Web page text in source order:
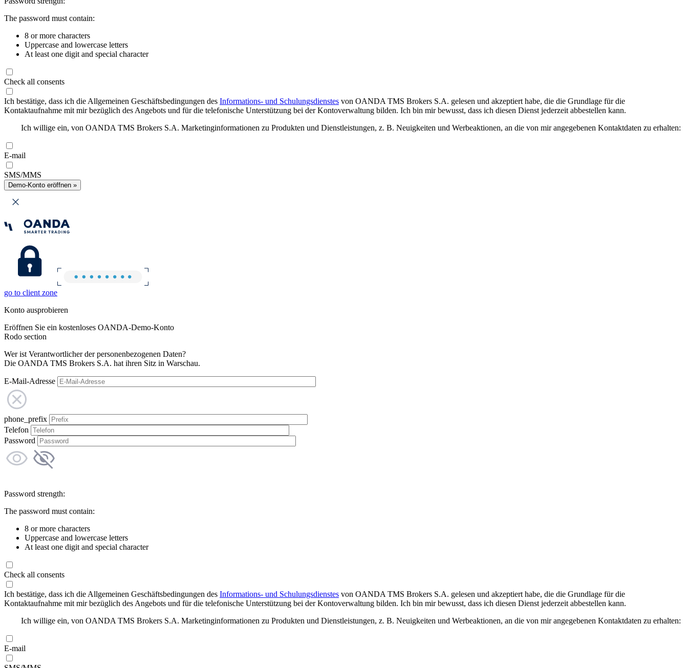
The password must contain:
8 or more characters
Uppercase and lowercase letters
At least one digit and special character
Check all consents
Ich bestätige, dass ich die Allgemeinen Geschäftsbedingungen des Informations- und Schulungsdienstes von OANDA TMS Brokers S.A. gelesen und akzeptiert habe, die die Grundlage für die
Kontaktaufnahme mit mir bezüglich des Angebots und für die telefonische Unterstützung bei der Kontoverwaltung bilden. Ich bin mir bewusst, dass ich diesen Dienst jederzeit abbestellen kann.
Ich willige ein, von OANDA TMS Brokers S.A. Marketinginformationen zu Produkten und Dienstleistungen, z. B. Neuigkeiten und Werbeaktionen, an die von mir angegebenen Kontaktdaten zu erhalten:
E-mail
SMS/MMS
Demo-Konto eröffnen »
go to client zone
Konto ausprobieren
Eröffnen Sie ein kostenloses OANDA-Demo-Konto
Rodo section
Wer ist Verantwortlicher der personenbezogenen Daten?
Die OANDA TMS Brokers S.A. hat ihren Sitz in Warschau.
E-Mail-Adresse
phone_prefix
Telefon
Password
Password strength:
The password must contain:
8 or more characters
Uppercase and lowercase letters
At least one digit and special character
Check all consents
Ich bestätige, dass ich die Allgemeinen Geschäftsbedingungen des Informations- und Schulungsdienstes von OANDA TMS Brokers S.A. gelesen und akzeptiert habe, die die Grundlage für die
Kontaktaufnahme mit mir bezüglich des Angebots und für die telefonische Unterstützung bei der Kontoverwaltung bilden. Ich bin mir bewusst, dass ich diesen Dienst jederzeit abbestellen kann.
Ich willige ein, von OANDA TMS Brokers S.A. Marketinginformationen zu Produkten und Dienstleistungen, z. B. Neuigkeiten und Werbeaktionen, an die von mir angegebenen Kontaktdaten zu erhalten:
E-mail